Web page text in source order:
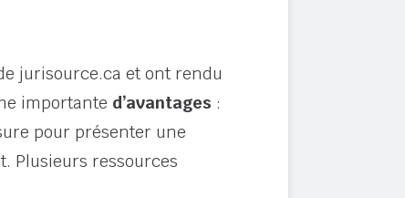
jurisource.ca et ont rendu
importante d’avantages :
pour présenter une
Plusieurs ressources